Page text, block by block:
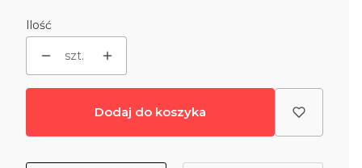
Ilość
szt.
Dodaj do koszyka